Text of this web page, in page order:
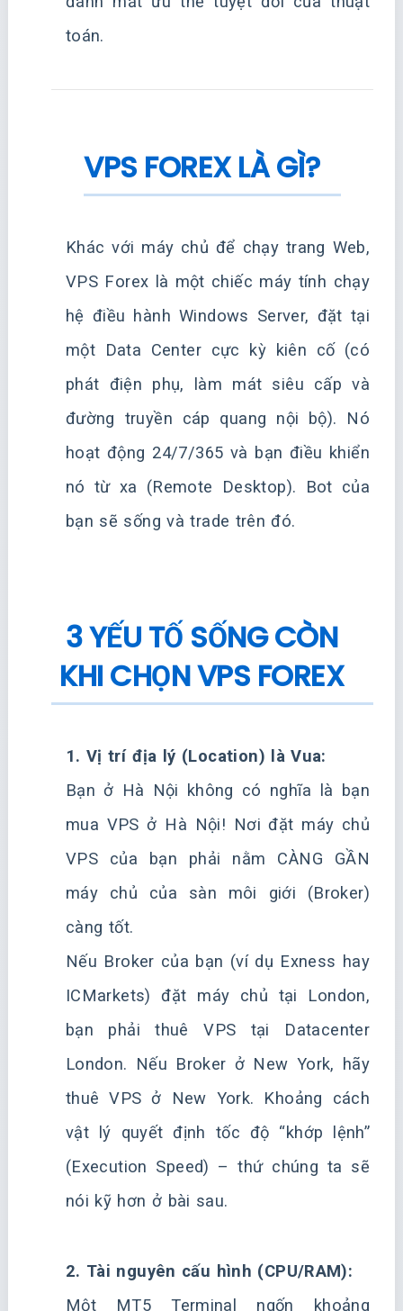
toán.
VPS FOREX LÀ GÌ?
Khác với máy chủ để chạy trang Web,
VPS Forex là một chiếc máy tính chạy
hệ điều hành Windows Server, đặt tại
một Data Center cực kỳ kiên cố (có
phát điện phụ, làm mát siêu cấp và
đường truyền cáp quang nội bộ). Nó
hoạt động 24/7/365 và bạn điều khiển
nó từ xa (Remote Desktop). Bot của
bạn sẽ sống và trade trên đó.
3 YẾU TỐ SỐNG CÒN
KHI CHỌN VPS FOREX
1. Vị trí địa lý (Location) là Vua:
Bạn ở Hà Nội không có nghĩa là bạn
mua VPS ở Hà Nội! Nơi đặt máy chủ
VPS của bạn phải nằm CÀNG GẦN
máy chủ của sàn môi giới (Broker)
càng tốt.
Nếu Broker của bạn (ví dụ Exness hay
ICMarkets) đặt máy chủ tại London,
bạn phải thuê VPS tại Datacenter
London. Nếu Broker ở New York, hãy
thuê VPS ở New York. Khoảng cách
vật lý quyết định tốc độ “khớp lệnh”
(Execution Speed) – thứ chúng ta sẽ
nói kỹ hơn ở bài sau.
2. Tài nguyên cấu hình (CPU/RAM):
Một MT5 Terminal ngốn khoảng